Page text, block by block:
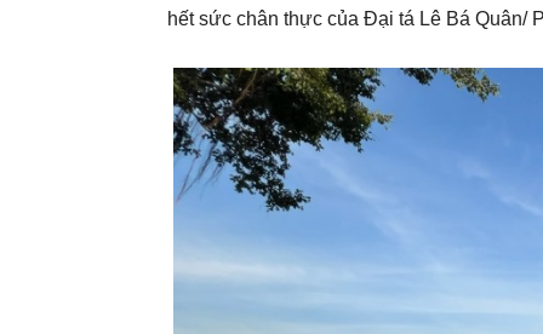
hết sức chân thực của Đại tá Lê Bá Quân/